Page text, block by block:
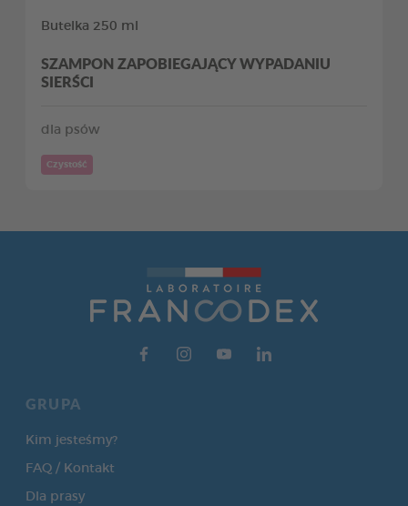
Butelka 250 ml
SZAMPON ZAPOBIEGAJĄCY WYPADANIU
SIERŚCI
dla psów
Czystość
GRUPA
Kim jesteśmy?
FAQ / Kontakt
Dla prasy